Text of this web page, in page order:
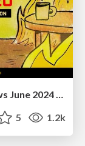
5 1.2k